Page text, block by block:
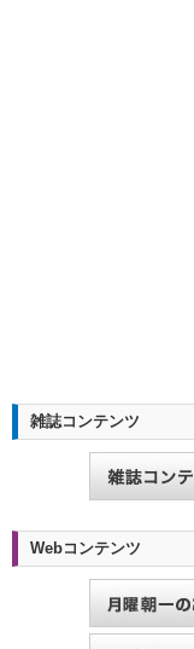
雑誌コンテンツ
Webコンテンツ